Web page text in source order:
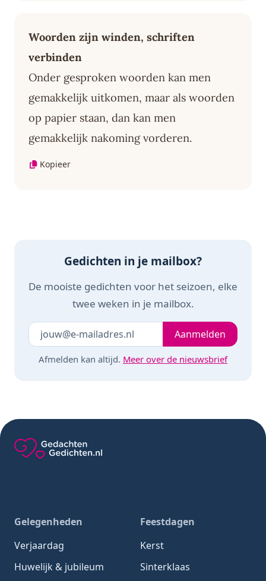
Woorden zijn winden, schriften
verbinden
Onder gesproken woorden kan men
gemakkelijk uitkomen, maar als woorden
op papier staan, dan kan men
gemakkelijk nakoming vorderen.
Kopieer
Gedichten in je mailbox?
De mooiste gedichten voor het seizoen, elke
twee weken in je mailbox.
Laat dit veld leeg Je e-mailadresAanmelden
Afmelden kan altijd. Meer over de nieuwsbrief
Gelegenheden
Verjaardag
Huwelijk & jubileum
Feestdagen
Kerst
Sinterklaas